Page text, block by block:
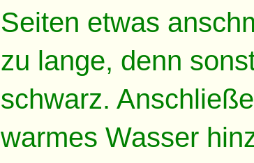
Seiten etwas
zu lange, denn
schwarz.
warmes Wasser